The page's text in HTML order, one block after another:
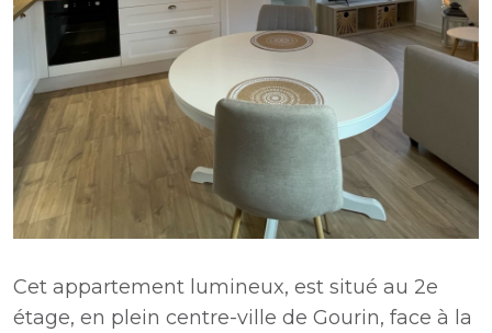
Cet appartement lumineux, est situé au 2e
étage, en plein centre-ville de Gourin, face à la